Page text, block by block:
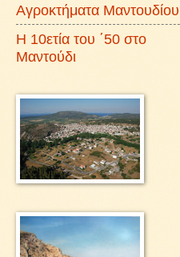
Αγροκτήματα Μαντουδίου
Η 10ετία του ΄50 στο
Μαντούδι